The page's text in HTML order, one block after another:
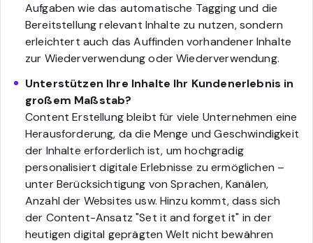
Aufgaben wie das automatische Tagging und die
Bereitstellung relevant Inhalte zu nutzen, sondern
erleichtert auch das Auffinden vorhandener Inhalte
zur Wiederverwendung oder Wiederverwendung.
Unterstützen Ihre Inhalte Ihr Kundenerlebnis in
großem Maßstab?
Content Erstellung bleibt für viele Unternehmen eine
Herausforderung, da die Menge und Geschwindigkeit
der Inhalte erforderlich ist, um hochgradig
personalisiert digitale Erlebnisse zu ermöglichen –
unter Berücksichtigung von Sprachen, Kanälen,
Anzahl der Websites usw. Hinzu kommt, dass sich
der Content-Ansatz "Set it and forget it" in der
heutigen digital geprägten Welt nicht bewähren